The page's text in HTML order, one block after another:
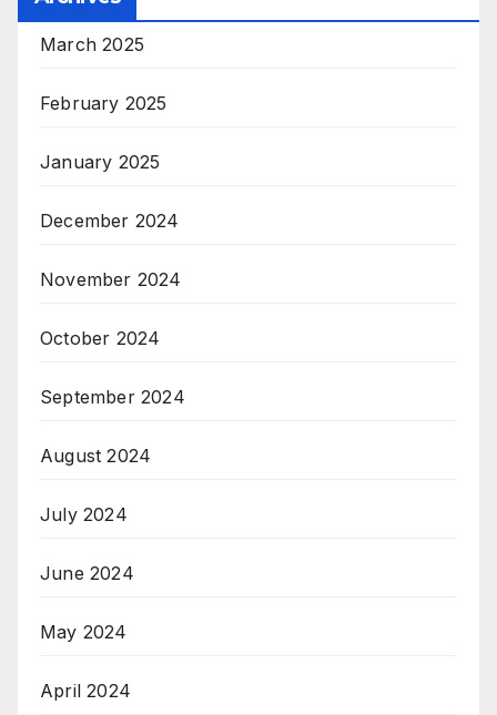
March 2025
February 2025
January 2025
December 2024
November 2024
October 2024
September 2024
August 2024
July 2024
June 2024
May 2024
April 2024